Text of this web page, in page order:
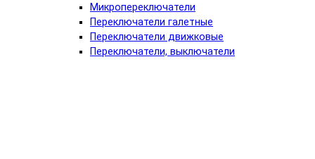
Микропереключатели
Переключатели галетные
Переключатели движковые
Переключатели, выключатели